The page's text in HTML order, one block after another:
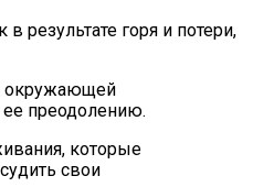
результате горя и потери,
окружающей
ее преодолению.
которые
свои